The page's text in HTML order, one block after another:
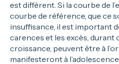
est différent. Si la courbe de
courbe de référence, que ce
insuffisance, il est important
carences et les excès, durant
croissance, peuvent être à
manifesteront à l’adolescence